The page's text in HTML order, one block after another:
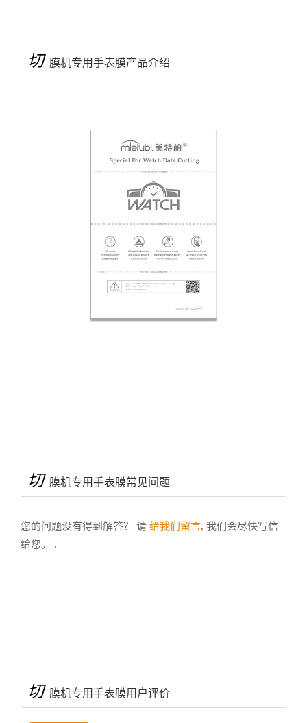
切 膜机专用手表膜产品介绍
切 膜机专用手表膜常见问题
您的问题没有得到解答？ 请 给我们留言, 我们会尽快写信
给您。 .
切 膜机专用手表膜用户评价